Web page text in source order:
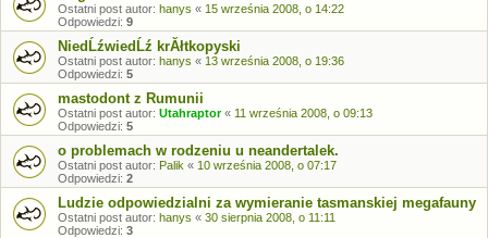
Ostatni post autor: hanys « 15 września 2008, o 14:22
Odpowiedzi: 9
NiedĹźwiedĹź krĂłtkopyski
Ostatni post autor: hanys « 13 września 2008, o 19:36
Odpowiedzi: 5
mastodont z Rumunii
Ostatni post autor: Utahraptor« 11 września 2008, o 09:13
Odpowiedzi: 5
o problemach w rodzeniu u neandertalek.
Ostatni post autor: Palik « 10 września 2008, o 07:17
Odpowiedzi: 2
Ludzie odpowiedzialni za wymieranie tasmanskiej megafauny
Ostatni post autor: hanys « 30 sierpnia 2008, o 11:11
Odpowiedzi: 3